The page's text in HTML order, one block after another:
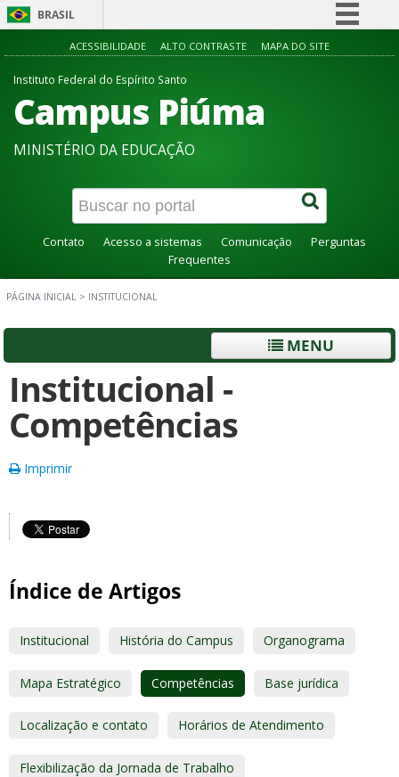
BRASIL
Simplifique!
Acesso à informação
Canais
ACESSIBILIDADE ALTO CONTRASTE MAPA DO SITE
Instituto Federal do Espírito Santo
Campus Piúma
MINISTÉRIO DA EDUCAÇÃO
Contato Acesso a sistemas Comunicação
Perguntas
Frequentes
PÁGINA INICIAL > INSTITUCIONAL
MENU
Institucional -
Competências
Imprimir
Índice de Artigos
Institucional História do Campus Organograma
Mapa Estratégico Competências Base jurídica
Localização e contato Horários de Atendimento
Flexibilização da Jornada de Trabalho